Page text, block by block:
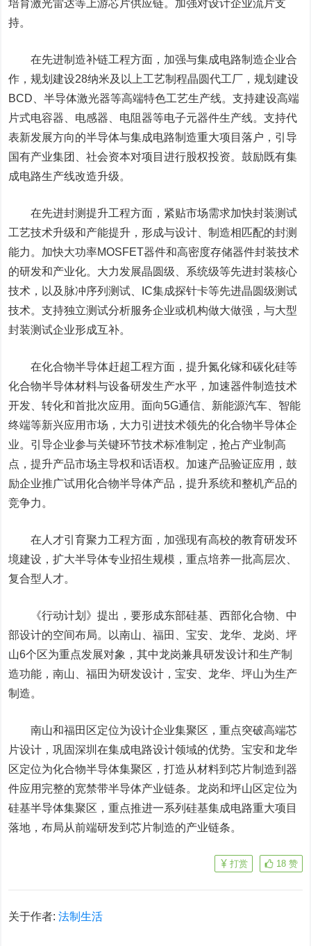
培育激光雷达等上游芯片供应链。加强对设计企业流片支
持。
在先进制造补链工程方面，加强与集成电路制造企业合
作，规划建设28纳米及以上工艺制程晶圆代工厂，规划建设
BCD、半导体激光器等高端特色工艺生产线。支持建设高端
片式电容器、电感器、电阻器等电子元器件生产线。支持代
表新发展方向的半导体与集成电路制造重大项目落户，引导
国有产业集团、社会资本对项目进行股权投资。鼓励既有集
成电路生产线改造升级。
在先进封测提升工程方面，紧贴市场需求加快封装测试
工艺技术升级和产能提升，形成与设计、制造相匹配的封测
能力。加快大功率MOSFET器件和高密度存储器件封装技术
的研发和产业化。大力发展晶圆级、系统级等先进封装核心
技术，以及脉冲序列测试、IC集成探针卡等先进晶圆级测试
技术。支持独立测试分析服务企业或机构做大做强，与大型
封装测试企业形成互补。
在化合物半导体赶超工程方面，提升氮化镓和碳化硅等
化合物半导体材料与设备研发生产水平，加速器件制造技术
开发、转化和首批次应用。面向5G通信、新能源汽车、智能
终端等新兴应用市场，大力引进技术领先的化合物半导体企
业。引导企业参与关键环节技术标准制定，抢占产业制高
点，提升产品市场主导权和话语权。加速产品验证应用，鼓
励企业推广试用化合物半导体产品，提升系统和整机产品的
竞争力。
在人才引育聚力工程方面，加强现有高校的教育研发环
境建设，扩大半导体专业招生规模，重点培养一批高层次、
复合型人才。
《行动计划》提出，要形成东部硅基、西部化合物、中
部设计的空间布局。以南山、福田、宝安、龙华、龙岗、坪
山6个区为重点发展对象，其中龙岗兼具研发设计和生产制
造功能，南山、福田为研发设计，宝安、龙华、坪山为生产
制造。
南山和福田区定位为设计企业集聚区，重点突破高端芯
片设计，巩固深圳在集成电路设计领域的优势。宝安和龙华
区定位为化合物半导体集聚区，打造从材料到芯片制造到器
件应用完整的宽禁带半导体产业链条。龙岗和坪山区定位为
硅基半导体集聚区，重点推进一系列硅基集成电路重大项目
落地，布局从前端研发到芯片制造的产业链条。
18 赞
打赏
关于作者:法制生活